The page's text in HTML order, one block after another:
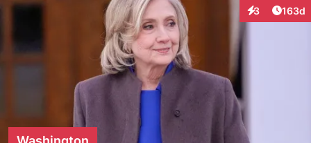
3
Interaktionen
163d